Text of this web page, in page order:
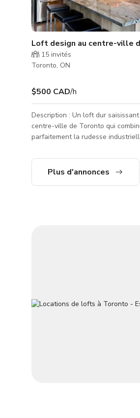
Loft design au centre-ville
15 invités
Toronto, ON
$500 CAD/h
Description : Un loft dur saisissant au
centre-ville de Toronto qui
parfaitement la rudesse
offre aux équipes de production un
polyvalent avec : Architecture dramatique –
Plus d'annonces